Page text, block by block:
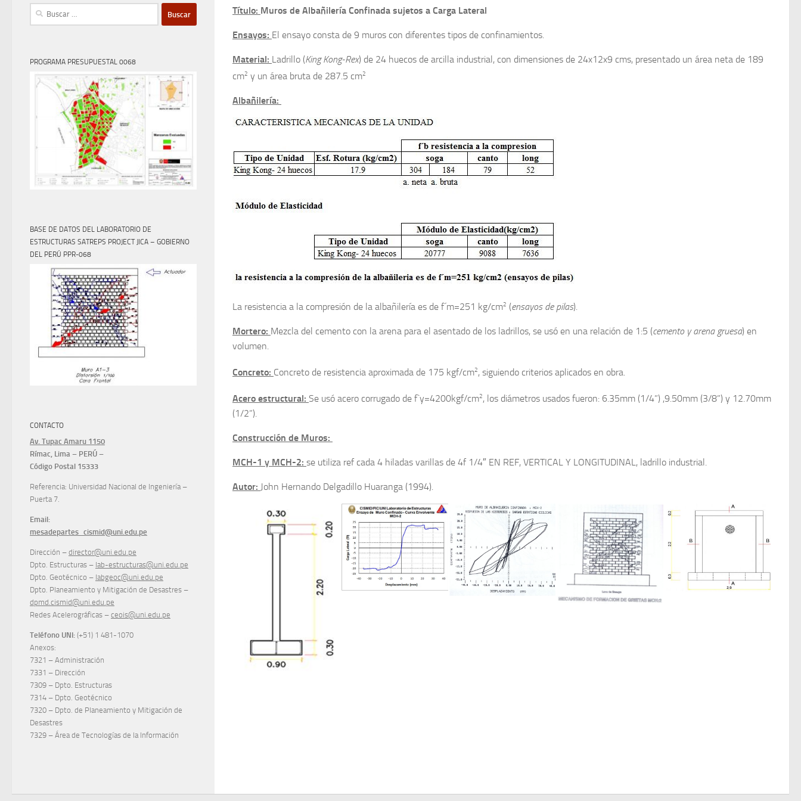
Título: Muros de Albañilería Confinada sujetos a Carga Lateral
Ensayos: El ensayo consta de 9 muros con diferentes tipos de confinamientos.
Material: Ladrillo (King Kong-Rex) de 24 huecos de arcilla industrial, con dimensiones de 24x12x9 cms, presentado un área neta de 189
cm2 y un área bruta de 287.5 cm2
Albañilería:
La resistencia a la compresión de la albañilería es de f´m=251 kg/cm2 (ensayos de pilas).
Mortero: Mezcla del cemento con la arena para el asentado de los ladrillos, se usó en una relación de 1:5 (cemento y arena gruesa) en
volumen.
Concreto: Concreto de resistencia aproximada de 175 kgf/cm2, siguiendo criterios aplicados en obra.
Acero estructural: Se usó acero corrugado de f`y=4200kgf/cm2, los diámetros usados fueron: 6.35mm (1/4”) ,9.50mm (3/8”) y 12.70mm
(1/2”).
Construcción de Muros:
MCH-1 y MCH-2: se utiliza ref cada 4 hiladas varillas de 4f 1/4″ EN REF, VERTICAL Y LONGITUDINAL, ladrillo industrial.
Autor: John Hernando Delgadillo Huaranga (1994).
Buscar:
PROGRAMA PRESUPUESTAL 0068
BASE DE DATOS DEL LABORATORIO DE
ESTRUCTURAS SATREPS PROJECT JICA – GOBIERNO
DEL PERÚ PPR-068
CONTACTO
Av. Tupac Amaru 1150
Rímac, Lima – PERÚ –
Código Postal 15333
Referencia: Universidad Nacional de Ingeniería –
Puerta 7.
Email:
mesadepartes_cismid@uni.edu.pe
Dirección – director@uni.edu.pe
Dpto. Estructuras – lab-estructuras@uni.edu.pe
Dpto. Geotécnico – labgeoc@uni.edu.pe
Dpto. Planeamiento y Mitigación de Desastres –
dpmd.cismid@uni.edu.pe
Redes Acelerográficas – ceois@uni.edu.pe
Teléfono UNI: (+51) 1 481-1070
Anexos:
7321 – Administración
7331 – Dirección
7309 – Dpto. Estructuras
7314 – Dpto. Geotécnico
7320 – Dpto. de Planeamiento y Mitigación de
Desastres
7329 – Área de Tecnologías de la Información